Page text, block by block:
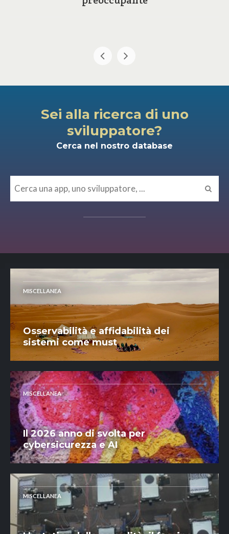
Sei alla ricerca di uno
sviluppatore?
Cerca nel nostro database
MISCELLANEA
Osservabilità e affidabilità dei
sistemi come must
MISCELLANEA
Il 2026 anno di svolta per
cybersicurezza e AI
MISCELLANEA